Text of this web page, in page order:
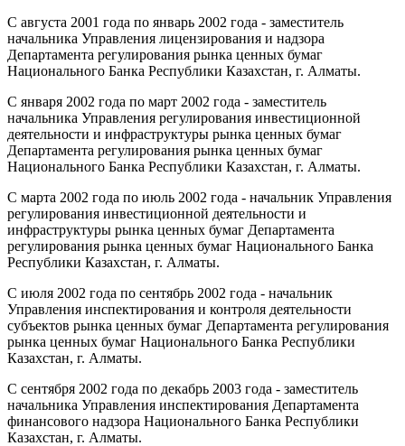
С августа 2001 года по январь 2002 года - заместитель
начальника Управления лицензирования и надзора
Департамента регулирования рынка ценных бумаг
Национального Банка Республики Казахстан, г. Алматы.
С января 2002 года по март 2002 года - заместитель
начальника Управления регулирования инвестиционной
деятельности и инфраструктуры рынка ценных бумаг
Департамента регулирования рынка ценных бумаг
Национального Банка Республики Казахстан, г. Алматы.
С марта 2002 года по июль 2002 года - начальник Управления
регулирования инвестиционной деятельности и
инфраструктуры рынка ценных бумаг Департамента
регулирования рынка ценных бумаг Национального Банка
Республики Казахстан, г. Алматы.
С июля 2002 года по сентябрь 2002 года - начальник
Управления инспектирования и контроля деятельности
субъектов рынка ценных бумаг Департамента регулирования
рынка ценных бумаг Национального Банка Республики
Казахстан, г. Алматы.
С сентября 2002 года по декабрь 2003 года - заместитель
начальника Управления инспектирования Департамента
финансового надзора Национального Банка Республики
Казахстан, г. Алматы.